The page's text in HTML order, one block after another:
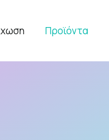
Προϊόντα